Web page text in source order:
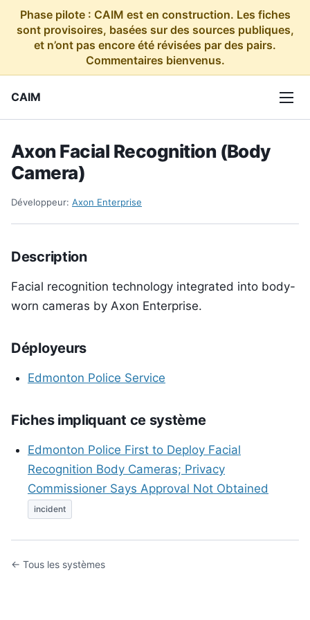
Phase pilote : CAIM est en construction. Les fiches
sont provisoires, basées sur des sources publiques,
et n’ont pas encore été révisées par des pairs.
Commentaires bienvenus.
CAIM
Axon Facial Recognition (Body
Camera)
Développeur: Axon Enterprise
Description
Facial recognition technology integrated into body-
worn cameras by Axon Enterprise.
Déployeurs
Edmonton Police Service
Fiches impliquant ce système
Edmonton Police First to Deploy Facial
Recognition Body Cameras; Privacy
Commissioner Says Approval Not Obtained
incident
← Tous les systèmes